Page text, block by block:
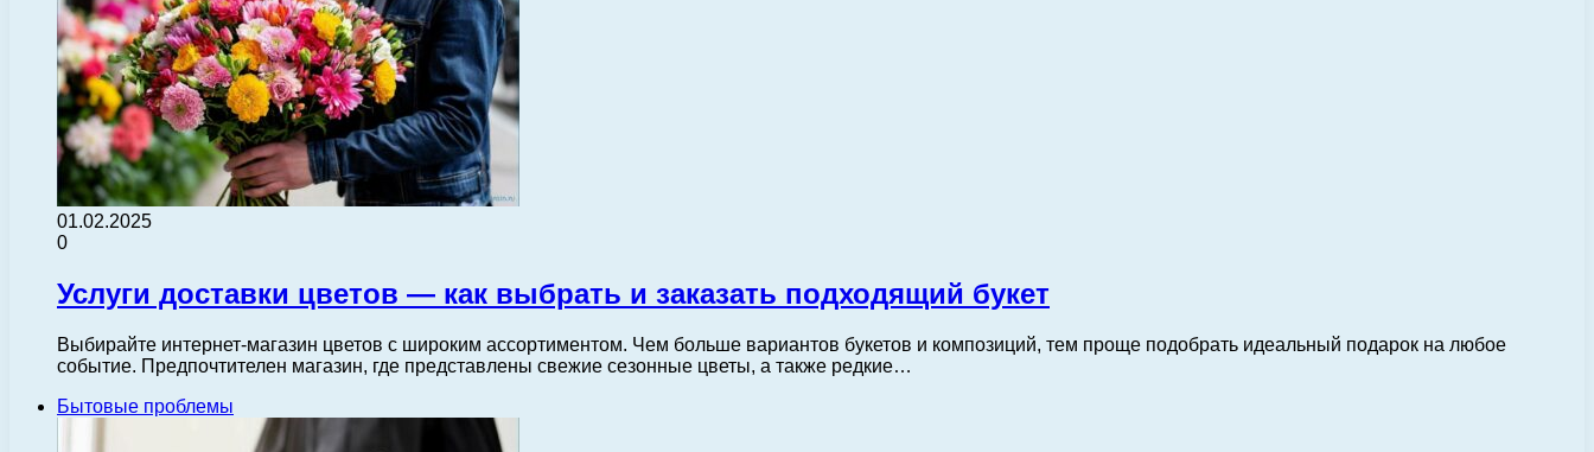
01.02.2025
0
Услуги доставки цветов — как выбрать и заказать подходящий букет
Выбирайте интернет-магазин цветов с широким ассортиментом. Чем больше вариантов букетов и композиций, тем проще подобрать идеальный подарок на любое
событие. Предпочтителен магазин, где представлены свежие сезонные цветы, а также редкие…
Бытовые проблемы